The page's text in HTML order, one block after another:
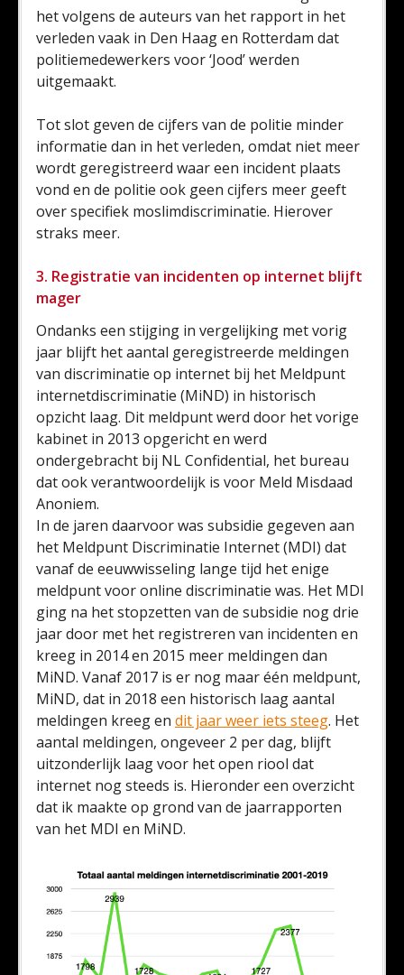
het volgens de auteurs van het rapport in het
verleden vaak in Den Haag en Rotterdam dat
politiemedewerkers voor ‘Jood’ werden
uitgemaakt.
Tot slot geven de cijfers van de politie minder
informatie dan in het verleden, omdat niet meer
wordt geregistreerd waar een incident plaats
vond en de politie ook geen cijfers meer geeft
over specifiek moslimdiscriminatie. Hierover
straks meer.
3. Registratie van incidenten op internet blijft
mager
Ondanks een stijging in vergelijking met vorig
jaar blijft het aantal geregistreerde meldingen
van discriminatie op internet bij het Meldpunt
internetdiscriminatie (MiND) in historisch
opzicht laag. Dit meldpunt werd door het vorige
kabinet in 2013 opgericht en werd
ondergebracht bij NL Confidential, het bureau
dat ook verantwoordelijk is voor Meld Misdaad
Anoniem.
In de jaren daarvoor was subsidie gegeven aan
het Meldpunt Discriminatie Internet (MDI) dat
vanaf de eeuwwisseling lange tijd het enige
meldpunt voor online discriminatie was. Het MDI
ging na het stopzetten van de subsidie nog drie
jaar door met het registreren van incidenten en
kreeg in 2014 en 2015 meer meldingen dan
MiND. Vanaf 2017 is er nog maar één meldpunt,
MiND, dat in 2018 een historisch laag aantal
meldingen kreeg en dit jaar weer iets steeg. Het
aantal meldingen, ongeveer 2 per dag, blijft
uitzonderlijk laag voor het open riool dat
internet nog steeds is. Hieronder een overzicht
dat ik maakte op grond van de jaarrapporten
van het MDI en MiND.